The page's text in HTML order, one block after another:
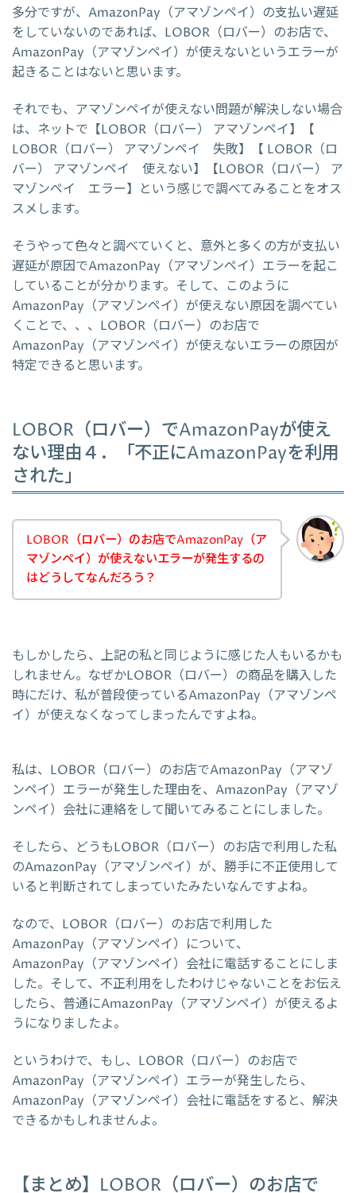
多分ですが、AmazonPay（アマゾンペイ）の支払い遅延
をしていないのであれば、LOBOR（ロバー）のお店で、
AmazonPay（アマゾンペイ）が使えないというエラーが
起きることはないと思います。
それでも、アマゾンペイが使えない問題が解決しない場合
は、ネットで【LOBOR（ロバー） アマゾンペイ】【
LOBOR（ロバー） アマゾンペイ 失敗】【 LOBOR（ロ
バー） アマゾンペイ 使えない】【LOBOR（ロバー） ア
マゾンペイ エラー】という感じで調べてみることをオス
スメします。
そうやって色々と調べていくと、意外と多くの方が支払い
遅延が原因でAmazonPay（アマゾンペイ）エラーを起こ
していることが分かります。そして、このように
AmazonPay（アマゾンペイ）が使えない原因を調べてい
くことで、、、LOBOR（ロバー）のお店で
AmazonPay（アマゾンペイ）が使えないエラーの原因が
特定できると思います。
LOBOR（ロバー）でAmazonPayが使え
ない理由４．「不正にAmazonPayを利用
された」
LOBOR（ロバー）のお店でAmazonPay（ア
マゾンペイ）が使えないエラーが発生するの
はどうしてなんだろう？
もしかしたら、上記の私と同じように感じた人もいるかも
しれません。なぜかLOBOR（ロバー）の商品を購入した
時にだけ、私が普段使っているAmazonPay（アマゾンペ
イ）が使えなくなってしまったんですよね。
私は、LOBOR（ロバー）のお店でAmazonPay（アマゾ
ンペイ）エラーが発生した理由を、AmazonPay（アマゾ
ンペイ）会社に連絡をして聞いてみることにしました。
そしたら、どうもLOBOR（ロバー）のお店で利用した私
のAmazonPay（アマゾンペイ）が、勝手に不正使用して
いると判断されてしまっていたみたいなんですよね。
なので、LOBOR（ロバー）のお店で利用した
AmazonPay（アマゾンペイ）について、
AmazonPay（アマゾンペイ）会社に電話することにしま
した。そして、不正利用をしたわけじゃないことをお伝え
したら、普通にAmazonPay（アマゾンペイ）が使えるよ
うになりましたよ。
というわけで、もし、LOBOR（ロバー）のお店で
AmazonPay（アマゾンペイ）エラーが発生したら、
AmazonPay（アマゾンペイ）会社に電話をすると、解決
できるかもしれませんよ。
【まとめ】LOBOR（ロバー）のお店で